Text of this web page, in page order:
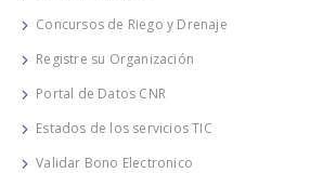
Concursos de Riego y Drenaje
Registre su Organización
Portal de Datos CNR
Estados de los servicios TIC
Validar Bono Electronico